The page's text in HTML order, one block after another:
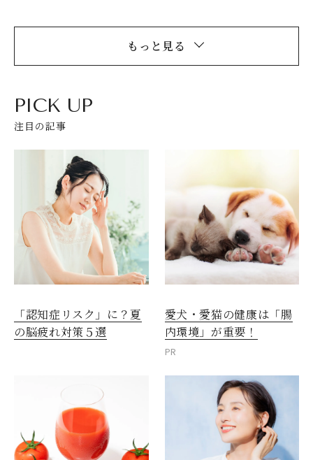
もっと見る
PICK UP
注目の記事
「認知症リスク」に？夏
の脳疲れ対策５選
愛犬・愛猫の健康は「腸
内環境」が重要！
PR